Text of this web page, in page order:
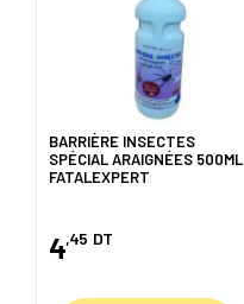
BARRIÈRE INSECTES
SPÉCIAL ARAIGNÉES 500ML
FATALEXPERT
4,45 DT